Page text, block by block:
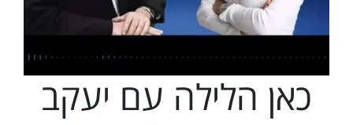
כאן הלילה עם יעקב